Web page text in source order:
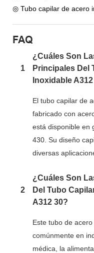
◎ Tubo capilar de acero
FAQ
1
¿Cuáles Son
Principales Del
Inoxidable
El tubo capilar de
fabricado con
está disponible en
430. Su diseño
diversas
2
¿Cuáles Son
Del Tubo
A312 30?
Este tubo de
comúnmente en
médica, la